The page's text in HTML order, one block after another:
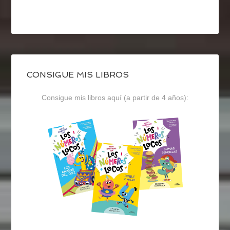
CONSIGUE MIS LIBROS
Consigue mis libros aquí (a partir de 4 años):